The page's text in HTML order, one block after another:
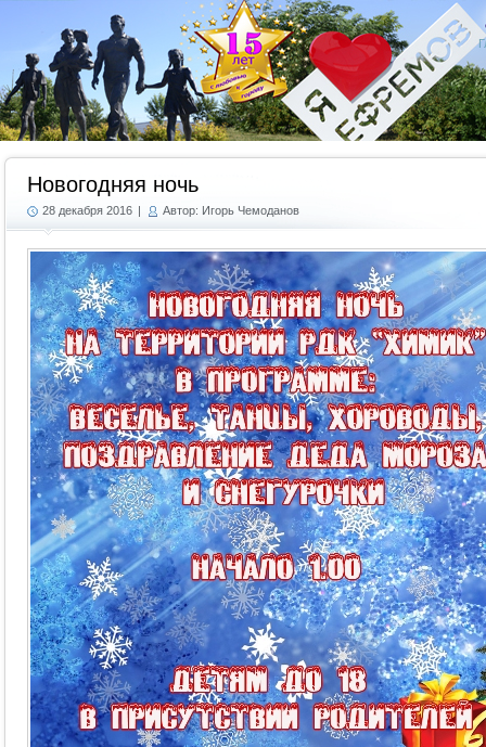
Новогодняя ночь
28 декабря 2016 | Автор: Игорь Чемоданов